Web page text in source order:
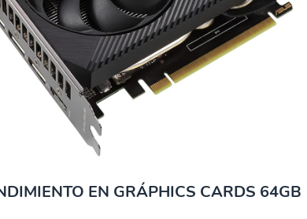
EN GRÁPHICS CARDS 64GB